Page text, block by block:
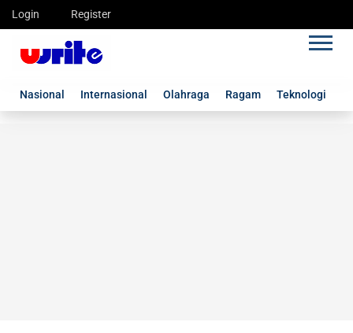
Login Register
Nasional Internasional Olahraga Ragam Teknologi